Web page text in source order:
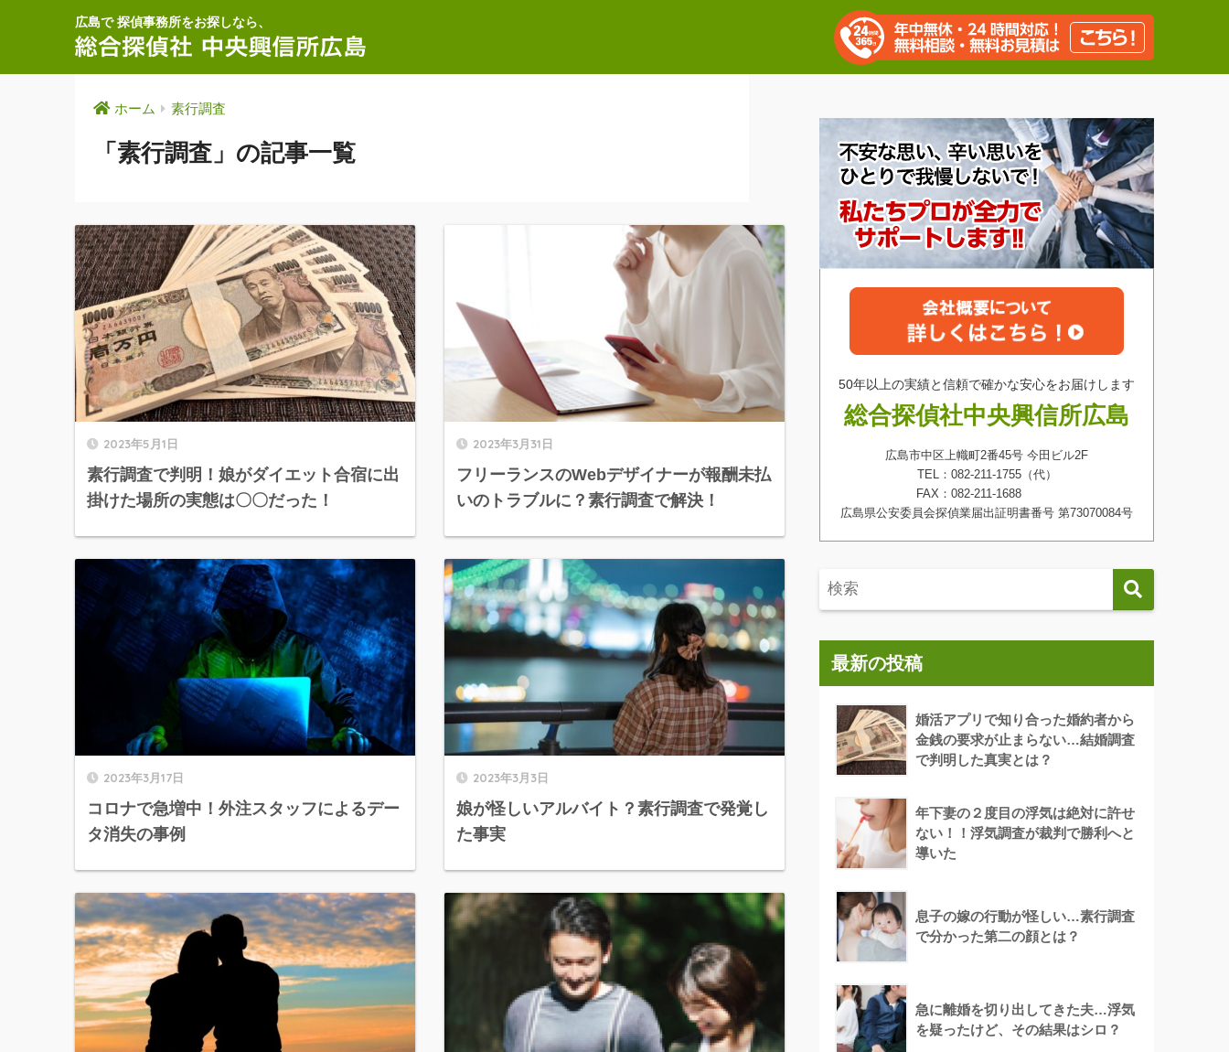
広島で 探偵事務所をお探しなら、
ホーム 素行調査
「素行調査」の記事一覧
2023年5月1日
素行調査で判明！娘がダイエット合宿に出
掛けた場所の実態は〇〇だった！
2023年3月31日
フリーランスのWebデザイナーが報酬未払
いのトラブルに？素行調査で解決！
2023年3月17日
コロナで急増中！外注スタッフによるデー
タ消失の事例
2023年3月3日
娘が怪しいアルバイト？素行調査で発覚し
た事実
50年以上の実績と信頼で確かな安心をお届けします
総合探偵社中央興信所広島
広島市中区上幟町2番45号 今田ビル2F
TEL：082-211-1755（代）
FAX：082-211-1688
広島県公安委員会探偵業届出証明書番号 第73070084号
最新の投稿
婚活アプリで知り合った婚約者から
金銭の要求が止まらない…結婚調査
で判明した真実とは？
年下妻の２度目の浮気は絶対に許せ
ない！！浮気調査が裁判で勝利へと
導いた
息子の嫁の行動が怪しい…素行調査
で分かった第二の顔とは？
急に離婚を切り出してきた夫…浮気
を疑ったけど、その結果はシロ？